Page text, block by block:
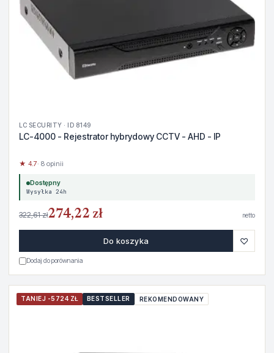
LC SECURITY · ID 8149
LC-4000 - Rejestrator hybrydowy CCTV - AHD - IP
★ 4.7· 8 opinii
Dostępny
Wysyłka 24h
322,61 zł274,22 zł netto
Do koszyka ♡
Dodaj do porównania
TANIEJ -5724 ZŁ BESTSELLER REKOMENDOWANY